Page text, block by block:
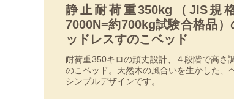
静止耐荷重350kg（JIS規
7000N=約700kg試験合格品）
ッドレスすのこベッド
耐荷重350キロの頑丈設計、４段階で高さ
のこベッド。天然木の風合いを生かした、
シンプルデザインです。